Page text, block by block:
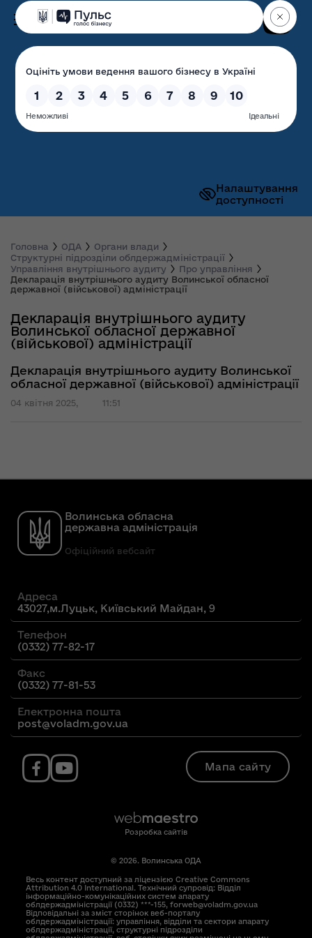
Налаштування
доступності
Волинська обласна
державна адміністрація
Головна ОДА
Органи влади
Структурні підрозділи облдержадміністрації
Управління внутрішнього аудиту
Про управління
Декларація внутрішнього аудиту Волинської обласної
державної (військової) адміністрації
Декларація внутрішнього аудиту
Волинської обласної державної
(військової) адміністрації
Декларація внутрішнього аудиту Волинської
обласної державної (військової) адміністрації
04 квітня 2025, 11:51
Волинська обласна
державна адміністрація
Офіційний вебсайт
Адреса
43027,м.Луцьк, Київський Майдан, 9
Телефон
(0332) 77-82-17
Факс
(0332) 77-81-53
Електронна пошта
post@voladm.gov.ua
Мапа сайту
Розробка сайтів
© 2026. Волинська ОДА
Весь контент доступний за ліцензією Creative Commons
Attribution 4.0 International. Технічний супровід: Відділ
інформаційно-комунікаційних систем апарату
облдержадміністрації (0332) ***-155, forweb@voladm.gov.ua
Відповідальні за зміст сторінок веб-порталу
облдержадміністрації: управління, відділи та сектори апарату
облдержадміністрації, структурні підрозділи